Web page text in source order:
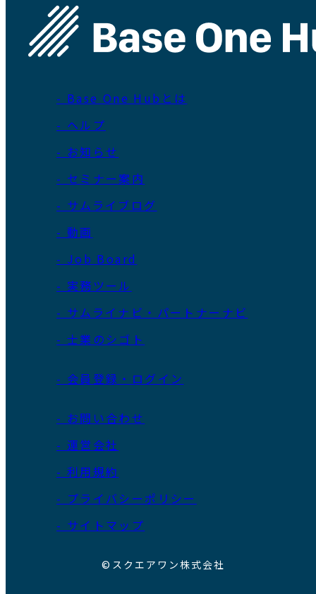
- Base One Hubとは
- ヘルプ
- お知らせ
- セミナー案内
- サムライブログ
- 動画
- Job Board
- 実務ツール
- サムライナビ・パートナーナビ
- 士業のシゴト
- 会員登録・ログイン
- お問い合わせ
- 運営会社
- 利用規約
- プライバシーポリシー
- サイトマップ
©スクエアワン株式会社